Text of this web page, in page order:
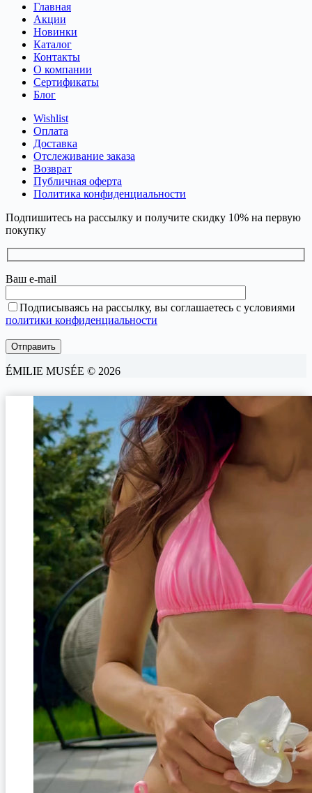
Главная
Акции
Новинки
Каталог
Контакты
О компании
Сертификаты
Блог
Wishlist
Оплата
Доставка
Отслеживание заказа
Возврат
Публичная оферта
Политика конфиденциальности
Подпишитесь на рассылку и получите скидку 10% на первую
покупку
Ваш e-mail
Подписываясь на рассылку, вы соглашаетесь с условиями
политики конфиденциальности
ÉMILIE MUSÉE © 2026